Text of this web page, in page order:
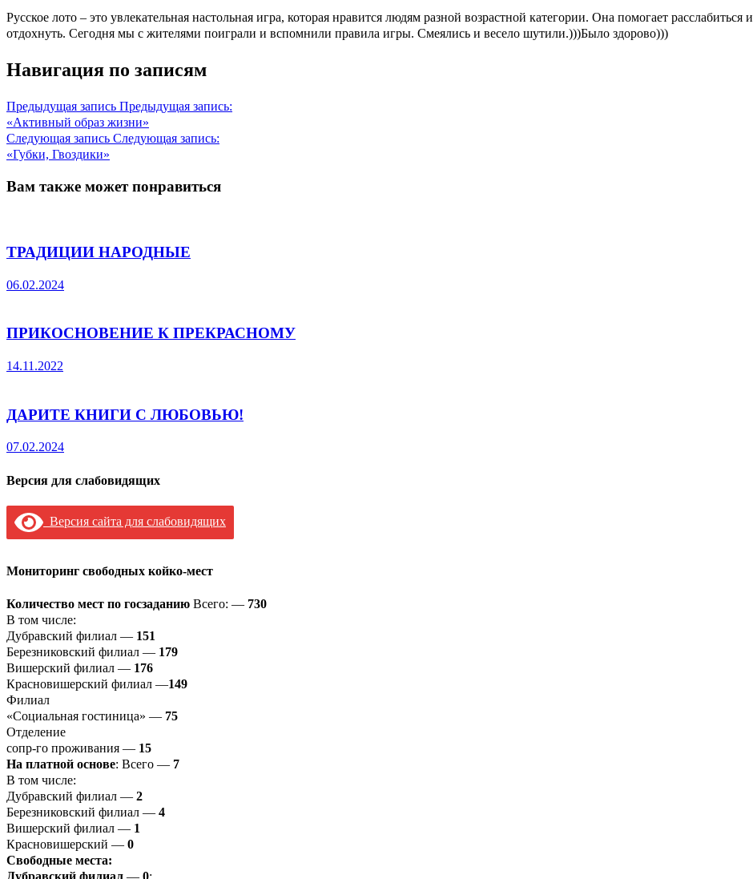
Русское лото – это увлекательная настольная игра, которая нравится людям разной возрастной категории. Она помогает расслабиться и
отдохнуть. Сегодня мы с жителями поиграли и вспомнили правила игры. Смеялись и весело шутили.)))Было здорово)))
Навигация по записям
Предыдущая запись Предыдущая запись:
«Активный образ жизни»
Следующая запись Следующая запись:
«Губки, Гвоздики»
Вам также может понравиться
ТРАДИЦИИ НАРОДНЫЕ
06.02.2024
ПРИКОСНОВЕНИЕ К ПРЕКРАСНОМУ
14.11.2022
ДАРИТЕ КНИГИ С ЛЮБОВЬЮ!
07.02.2024
Версия для слабовидящих
Версия сайта для слабовидящих
Мониторинг свободных койко-мест
Количество мест по госзаданию Всего: — 730
В том числе:
Дубравский филиал — 151
Березниковский филиал — 179
Вишерский филиал — 176
Красновишерский филиал —149
Филиал
«Социальная гостиница» — 75
Отделение
сопр-го проживания — 15
На платной основе: Всего — 7
В том числе:
Дубравский филиал — 2
Березниковский филиал — 4
Вишерский филиал — 1
Красновишерский — 0
Свободные места: